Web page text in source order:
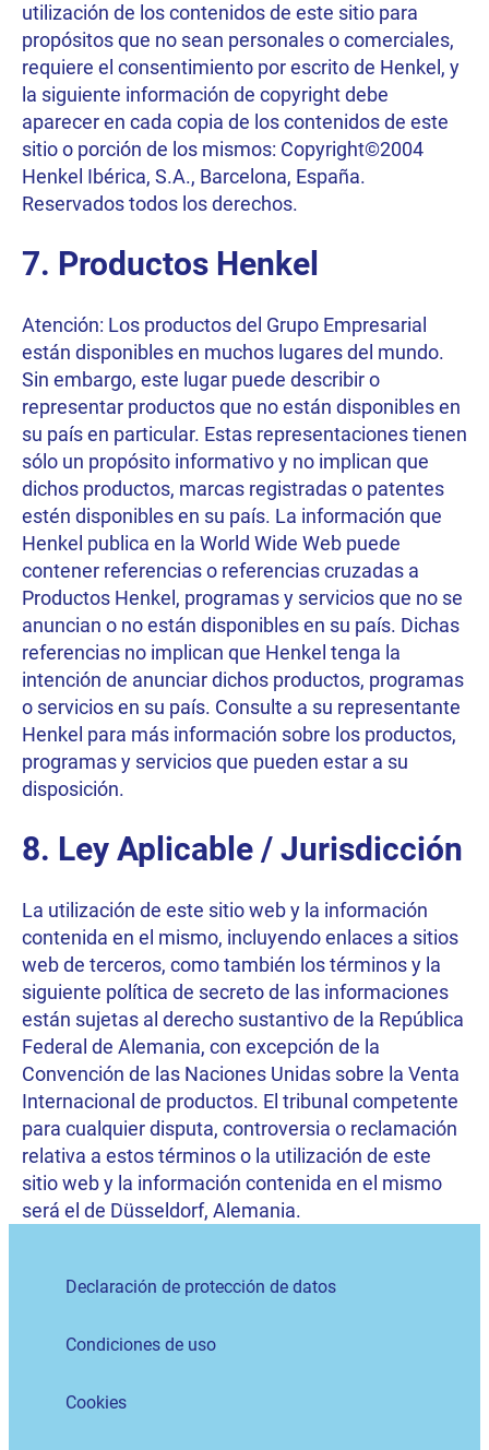
utilización de los contenidos de este sitio para
propósitos que no sean personales o comerciales,
requiere el consentimiento por escrito de Henkel, y
la siguiente información de copyright debe
aparecer en cada copia de los contenidos de este
sitio o porción de los mismos: Copyright©2004
Henkel Ibérica, S.A., Barcelona, España.
Reservados todos los derechos.
7. Productos Henkel
Atención: Los productos del Grupo Empresarial
están disponibles en muchos lugares del mundo.
Sin embargo, este lugar puede describir o
representar productos que no están disponibles en
su país en particular. Estas representaciones tienen
sólo un propósito informativo y no implican que
dichos productos, marcas registradas o patentes
estén disponibles en su país. La información que
Henkel publica en la World Wide Web puede
contener referencias o referencias cruzadas a
Productos Henkel, programas y servicios que no se
anuncian o no están disponibles en su país. Dichas
referencias no implican que Henkel tenga la
intención de anunciar dichos productos, programas
o servicios en su país. Consulte a su representante
Henkel para más información sobre los productos,
programas y servicios que pueden estar a su
disposición.
8. Ley Aplicable / Jurisdicción
La utilización de este sitio web y la información
contenida en el mismo, incluyendo enlaces a sitios
web de terceros, como también los términos y la
siguiente política de secreto de las informaciones
están sujetas al derecho sustantivo de la República
Federal de Alemania, con excepción de la
Convención de las Naciones Unidas sobre la Venta
Internacional de productos. El tribunal competente
para cualquier disputa, controversia o reclamación
relativa a estos términos o la utilización de este
sitio web y la información contenida en el mismo
será el de Düsseldorf, Alemania.
Declaración de protección de datos
Condiciones de uso
Cookies